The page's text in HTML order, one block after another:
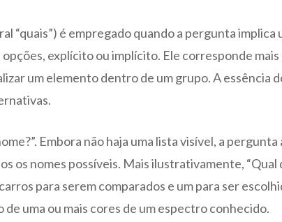
“quais”) é empregado quando a pergunta implica
explícito ou implícito. Ele corresponde
um elemento dentro de um grupo. A essência
Embora não haja uma lista visível, a pergunta
os nomes possíveis. Mais ilustrativamente, “Qual
para serem comparados e um para ser
de uma ou mais cores de um espectro conhecido.